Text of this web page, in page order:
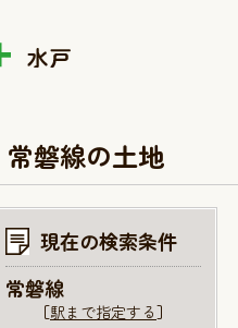
常磐線の土地
現在の検索条件
常磐線
［駅まで指定する］